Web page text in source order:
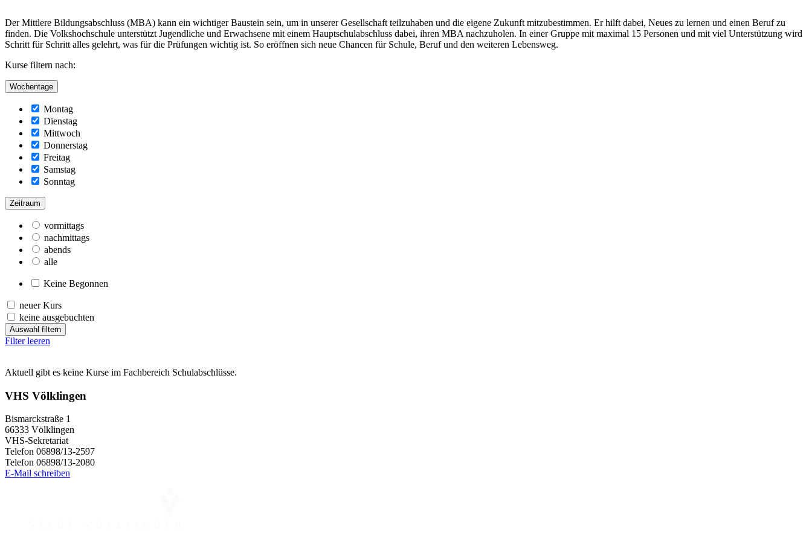
Der Mittlere Bildungsabschluss (MBA) kann ein wichtiger Baustein sein, um in unserer Gesellschaft teilzuhaben und die eigene Zukunft mitzubestimmen. Er hilft dabei, Neues zu lernen und einen Beruf zu
finden. Die Volkshochschule unterstützt Jugendliche und Erwachsene mit einem Hauptschulabschluss dabei, ihren MBA nachzuholen. In einer Gruppe mit maximal 15 Personen und mit viel Unterstützung wird
Schritt für Schritt alles gelehrt, was für die Prüfungen wichtig ist. So eröffnen sich neue Chancen für Schule, Beruf und den weiteren Lebensweg.
Kurse filtern nach:
Wochentage
Montag
Dienstag
Mittwoch
Donnerstag
Freitag
Samstag
Sonntag
Zeitraum
vormittags
nachmittags
abends
alle
Keine Begonnen
neuer Kurs
keine ausgebuchten
Auswahl filtern
Filter leeren
Aktuell gibt es keine Kurse im Fachbereich Schulabschlüsse.
VHS Völklingen
Bismarckstraße 1
66333 Völklingen
VHS-Sekretariat
Telefon 06898/13-2597
Telefon 06898/13-2080
E-Mail schreiben